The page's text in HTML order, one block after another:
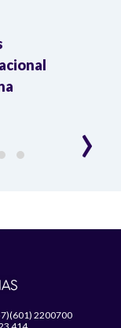
›
2200700